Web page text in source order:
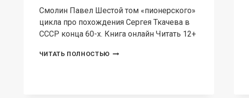
Смолин Павел Шестой том «пионерского»
цикла про похождения Сергея Ткачева в
СССР конца 60-х. Книга онлайн Читать 12+
ЧИТАТЬ ПОЛНОСТЬЮ САМЫЙ